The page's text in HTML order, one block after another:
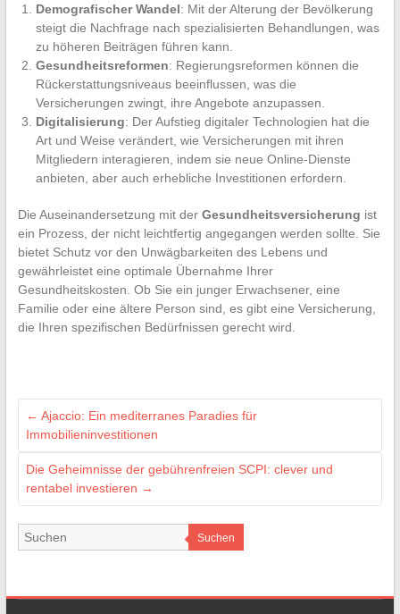
Demografischer Wandel: Mit der Alterung der Bevölkerung
steigt die Nachfrage nach spezialisierten Behandlungen, was
zu höheren Beiträgen führen kann.
Gesundheitsreformen: Regierungsreformen können die
Rückerstattungsniveaus beeinflussen, was die
Versicherungen zwingt, ihre Angebote anzupassen.
Digitalisierung: Der Aufstieg digitaler Technologien hat die
Art und Weise verändert, wie Versicherungen mit ihren
Mitgliedern interagieren, indem sie neue Online-Dienste
anbieten, aber auch erhebliche Investitionen erfordern.
Die Auseinandersetzung mit der Gesundheitsversicherung ist
ein Prozess, der nicht leichtfertig angegangen werden sollte. Sie
bietet Schutz vor den Unwägbarkeiten des Lebens und
gewährleistet eine optimale Übernahme Ihrer
Gesundheitskosten. Ob Sie ein junger Erwachsener, eine
Familie oder eine ältere Person sind, es gibt eine Versicherung,
die Ihren spezifischen Bedürfnissen gerecht wird.
← Ajaccio: Ein mediterranes Paradies für
Immobilieninvestitionen
Die Geheimnisse der gebührenfreien SCPI: clever und
rentabel investieren →
Suchen